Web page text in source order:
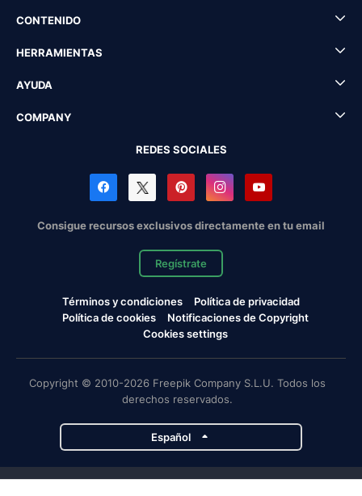
CONTENIDO
HERRAMIENTAS
AYUDA
COMPANY
REDES SOCIALES
Consigue recursos exclusivos directamente en tu email
Regístrate
Términos y condiciones
Política de privacidad
Política de cookies
Notificaciones de Copyright
Cookies settings
Copyright © 2010-2026 Freepik Company S.L.U. Todos los
derechos reservados.
Español